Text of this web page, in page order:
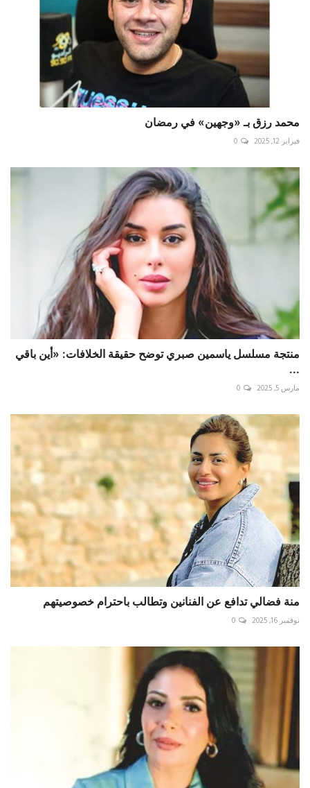
محمد رزق بـ «وجهين» في رمضان
فبراير 12, 2025 0
منتجة مسلسل ياسمين صبري توضح حقيقة الخلافات: «أين باقي
...
مارس 5, 2025 0
منة فضالي تدافع عن الفنانين وتطالب باحترام خصوصيتهم
نوفمبر 16, 2025 0